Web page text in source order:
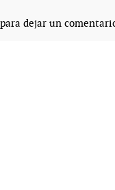
dejar un